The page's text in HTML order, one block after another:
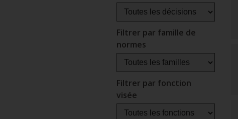
Filtrer par famille de
normes
Filtrer par fonction
visée